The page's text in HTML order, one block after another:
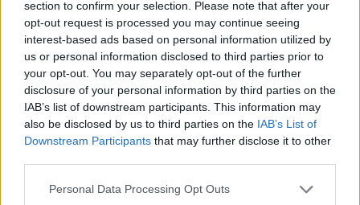
section to confirm your selection. Please note that after your
opt-out request is processed you may continue seeing
interest-based ads based on personal information utilized by
us or personal information disclosed to third parties prior to
your opt-out. You may separately opt-out of the further
disclosure of your personal information by third parties on the
IAB’s list of downstream participants. This information may
also be disclosed by us to third parties on the IAB’s List of
Downstream Participants that may further disclose it to other
Personal Data Processing Opt Outs
πρόληψη της γρίπης των
πτηνών
13:42, 11 Ιουνίου 2024
ΠΟΥ: Τουλάχιστον 1,4
εκατομμύρια ζωές σώθηκαν
στην Ευρώπη χάρη στα εμβόλια